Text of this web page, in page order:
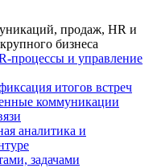
продаж, HR и
бизнеса
процессы и управление
итогов встреч
коммуникации
аналитика и
задачами